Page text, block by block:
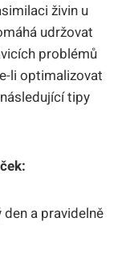
živin u
udržovat
problémů
li optimalizovat
tipy
a pravidelně